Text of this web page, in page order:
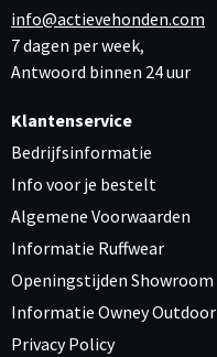
info@actievehonden.com
7 dagen per week,
Antwoord binnen 24 uur
Klantenservice
Bedrijfsinformatie
Info voor je bestelt
Algemene Voorwaarden
Informatie Ruffwear
Openingstijden Showroom
Informatie Owney Outdoor
Privacy Policy